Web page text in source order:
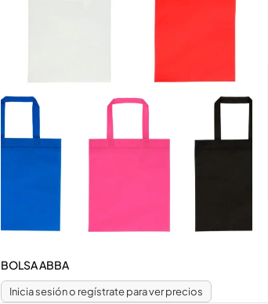
BOLSAS REUTILIZABLES
BOLSA ABBA
Inicia sesión o regístrate para ver precios